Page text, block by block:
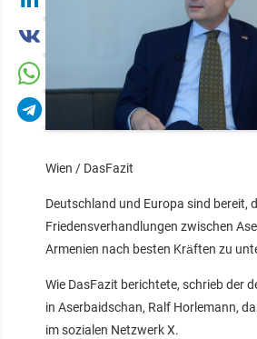
Wien / DasFazit
Deutschland und Europa sind bereit,
Friedensverhandlungen zwischen
Armenien nach besten Kräften zu
Wie DasFazit berichtete, schrieb der
in Aserbaidschan, Ralf Horlemann,
im sozialen Netzwerk X.